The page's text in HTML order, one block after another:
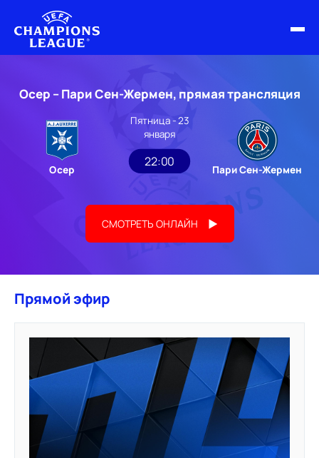
ОБЗОРЫ ЛЧ УЕФА
НОВОСТИ
РАСПИСАНИЕ
Осер – Пари Сен-Жермен, прямая трансляция
Осер
Пятница - 23
января
22:00
Пари Сен-Жермен
СМОТРЕТЬ ОНЛАЙН
Прямой эфир